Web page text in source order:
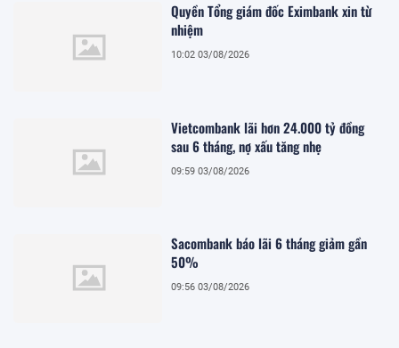
Quyền Tổng giám đốc Eximbank xin từ
nhiệm
10:02 03/08/2026
Vietcombank lãi hơn 24.000 tỷ đồng
sau 6 tháng, nợ xấu tăng nhẹ
09:59 03/08/2026
Sacombank báo lãi 6 tháng giảm gần
50%
09:56 03/08/2026